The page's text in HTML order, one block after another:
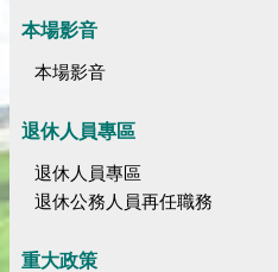
本場影音
本場影音
退休人員專區
退休人員專區
退休公務人員再任職務
重大政策